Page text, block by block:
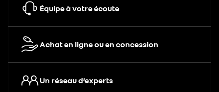
Équipe à votre écoute
Achat en ligne ou en concession
Un réseau d’experts